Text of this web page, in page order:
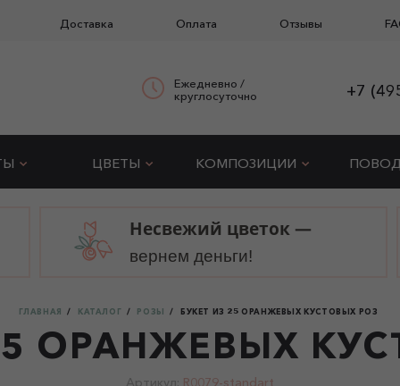
Доставка Оплата Отзывы
Ежедневно /
круглосуточно
+7
ЦВЕТЫ КОМПОЗИЦИИ
Несвежий цветок —
вернем деньги!
ГЛАВНАЯ КАТАЛОГ РОЗЫ БУКЕТ ИЗ 25 ОРАНЖЕВЫХ КУСТОВЫХ РОЗ
ОРАНЖЕВЫХ
Артикул: R0079-standart